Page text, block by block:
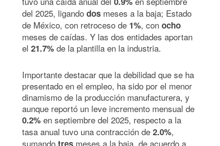
del 2025, ligando dos meses a la baja; Estado
de México, con retroceso de 1%, con ocho
meses de caídas. Y las dos entidades aportan
el 21.7% de la plantilla en la industria.
Importante destacar que la debilidad que se ha
presentado en el empleo, ha sido por el menor
dinamismo de la producción manufacturera, y
aunque reportó un leve incremento mensual de
0.2% en septiembre del 2025, respecto a la
tasa anual tuvo una contracción de 2.0%,
sumando tres meses a la baja, de acuerdo a